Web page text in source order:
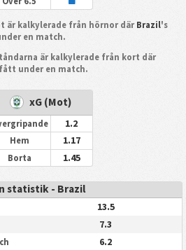
är kalkylerade från hörnor där Brazil's
en match.
är kalkylerade från kort där
under en match.
xG (Mot)
1.2
Hem 1.17
Borta 1.45
statistik - Brazil
13.5
7.3
6.2